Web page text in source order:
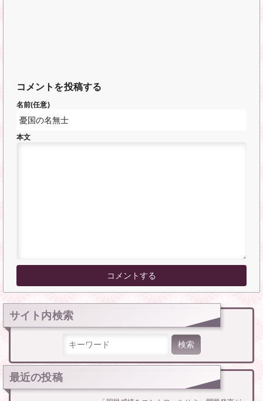
コメントを投稿する
名前(任意)
本文
サイト内検索
最近の投稿